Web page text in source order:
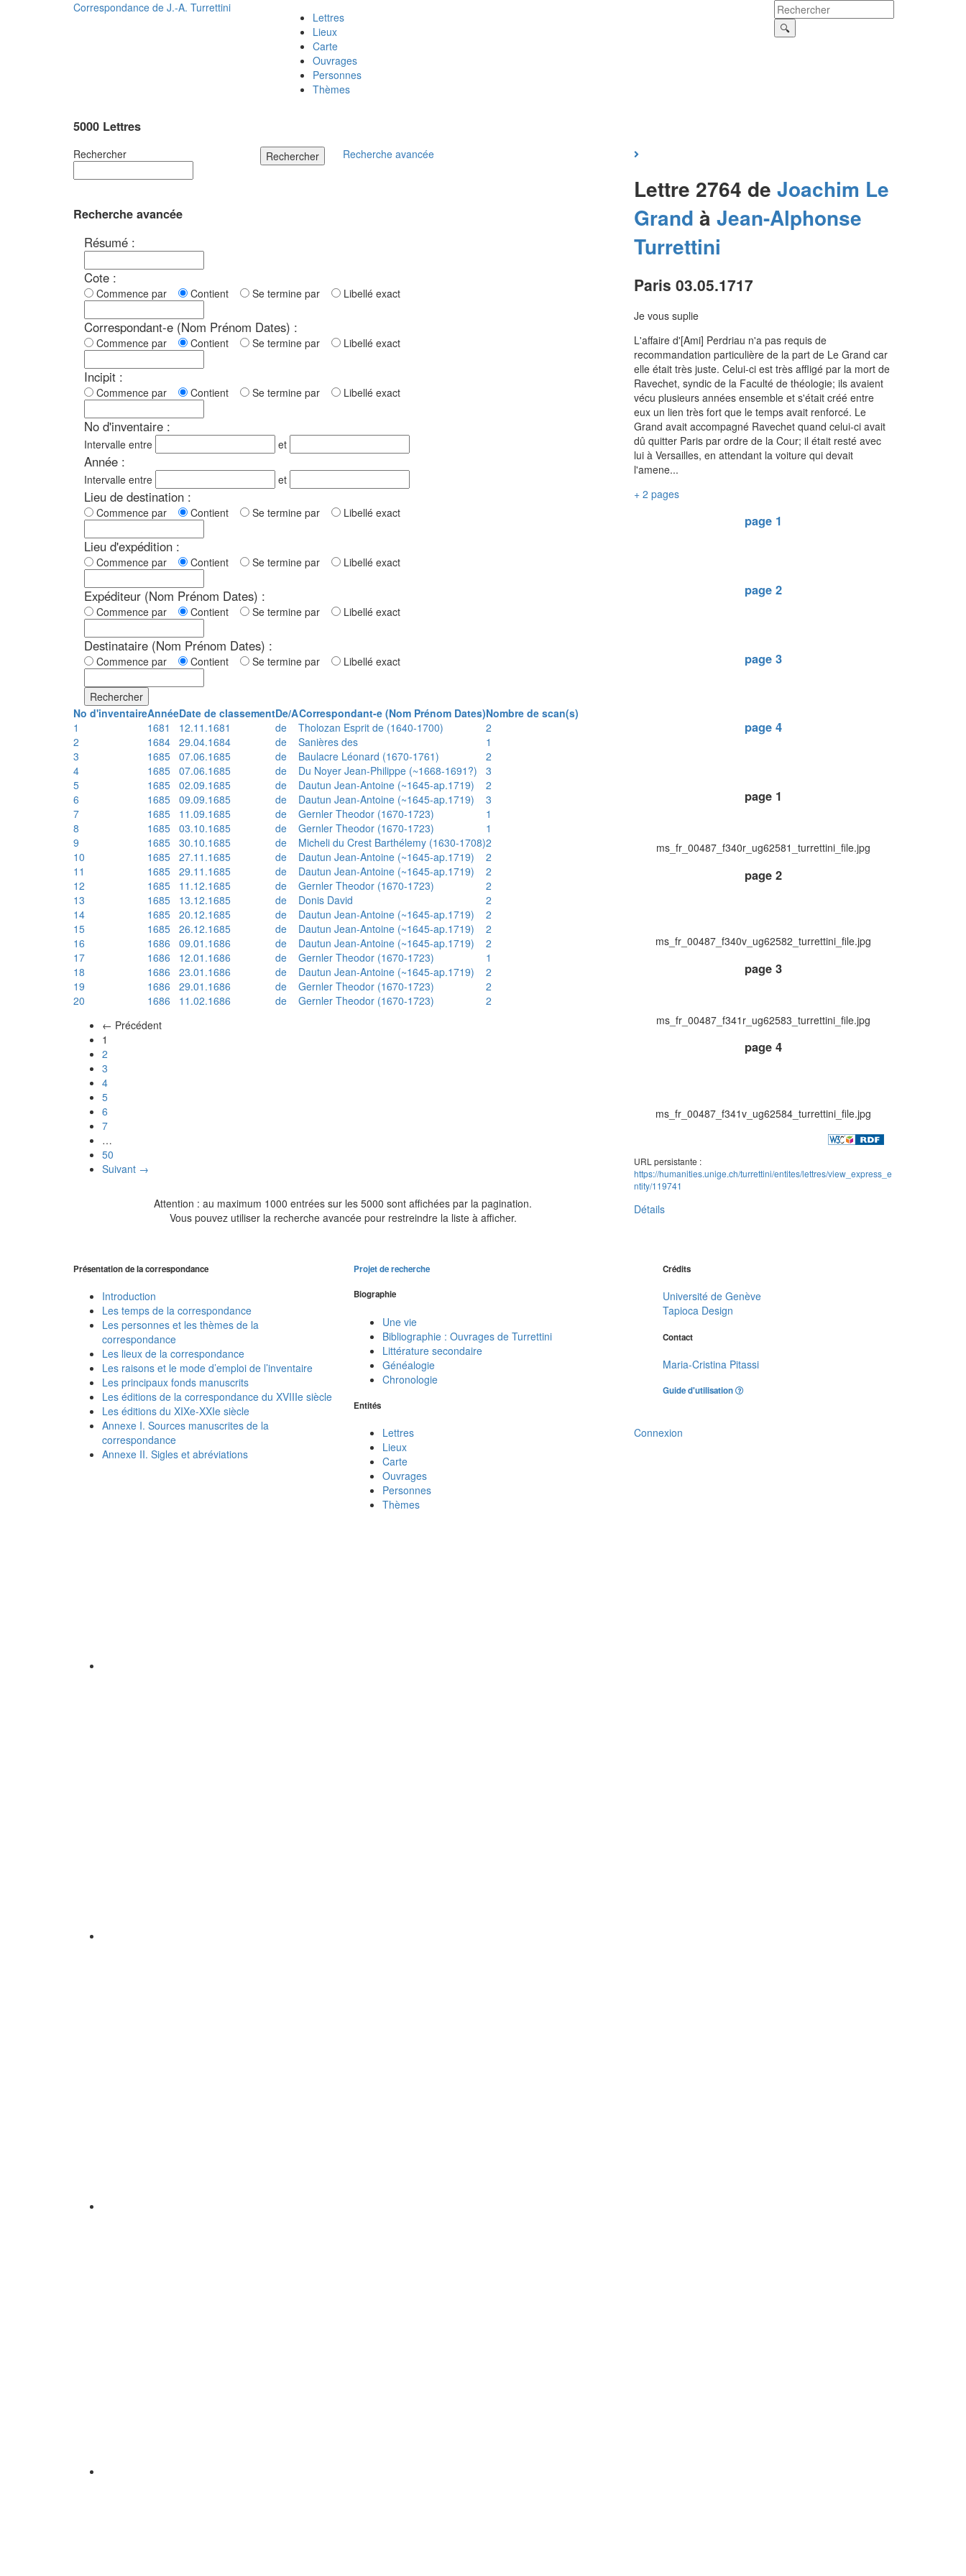
Correspondance de J.-A. Turrettini
Lettres
Lieux
Carte
Ouvrages
Personnes
Thèmes
5000 Lettres
Rechercher Rechercher Recherche avancée
Recherche avancée
Résumé :
Cote :
Commence par Contient Se termine par Libellé exact
Correspondant-e (Nom Prénom Dates) :
Commence par Contient Se termine par Libellé exact
Incipit :
Commence par Contient Se termine par Libellé exact
No d'inventaire :
Intervalle entre et
Année :
Intervalle entre et
Lieu de destination :
Commence par Contient Se termine par Libellé exact
Lieu d'expédition :
Commence par Contient Se termine par Libellé exact
Expéditeur (Nom Prénom Dates) :
Commence par Contient Se termine par Libellé exact
Destinataire (Nom Prénom Dates) :
Commence par Contient Se termine par Libellé exact
Rechercher
No d'inventaireAnnéeDate de classementDe/ACorrespondant-e (Nom Prénom Dates)Nombre de scan(s)
1
1681 12.11.1681 de Tholozan Esprit de (1640-1700)
2
2
1684 29.04.1684 de Sanières des
1
3
1685 07.06.1685 de Baulacre Léonard (1670-1761)
2
4
1685 07.06.1685 de Du Noyer Jean-Philippe (~1668-1691?)
3
5
1685 02.09.1685 de Dautun Jean-Antoine (~1645-ap.1719)
2
6
1685 09.09.1685 de Dautun Jean-Antoine (~1645-ap.1719)
3
7
1685 11.09.1685 de Gernler Theodor (1670-1723)
1
8
1685 03.10.1685 de Gernler Theodor (1670-1723)
1
9
1685 30.10.1685 de Micheli du Crest Barthélemy (1630-1708)2
10
1685 27.11.1685 de Dautun Jean-Antoine (~1645-ap.1719)
2
11
1685 29.11.1685 de Dautun Jean-Antoine (~1645-ap.1719)
2
12
1685 11.12.1685 de Gernler Theodor (1670-1723)
2
13
1685 13.12.1685 de Donis David
2
14
1685 20.12.1685 de Dautun Jean-Antoine (~1645-ap.1719)
2
15
1685 26.12.1685 de Dautun Jean-Antoine (~1645-ap.1719)
2
16
1686 09.01.1686 de Dautun Jean-Antoine (~1645-ap.1719)
2
17
1686 12.01.1686 de Gernler Theodor (1670-1723)
1
18
1686 23.01.1686 de Dautun Jean-Antoine (~1645-ap.1719)
2
19
1686 29.01.1686 de Gernler Theodor (1670-1723)
2
20
1686 11.02.1686 de Gernler Theodor (1670-1723)
2
← Précédent
1
2
3
4
5
6
7
…
50
Suivant →
Attention : au maximum 1000 entrées sur les 5000 sont affichées par la pagination.
Vous pouvez utiliser la recherche avancée pour restreindre la liste à afficher.
Lettre 2764 de Joachim Le
Grand à Jean-Alphonse
Turrettini
Paris 03.05.1717
Je vous suplie
L'affaire d'[Ami] Perdriau n'a pas requis de
recommandation particulière de la part de Le Grand car
elle était très juste. Celui-ci est très affligé par la mort de
Ravechet, syndic de la Faculté de théologie; ils avaient
vécu plusieurs années ensemble et s'était créé entre
eux un lien très fort que le temps avait renforcé. Le
Grand avait accompagné Ravechet quand celui-ci avait
dû quitter Paris par ordre de la Cour; il était resté avec
lui à Versailles, en attendant la voiture qui devait
l'amene...
+ 2 pages
page 1
page 2
page 3
page 4
page 1
ms_fr_00487_f340r_ug62581_turrettini_file.jpg
page 2
ms_fr_00487_f340v_ug62582_turrettini_file.jpg
page 3
ms_fr_00487_f341r_ug62583_turrettini_file.jpg
page 4
ms_fr_00487_f341v_ug62584_turrettini_file.jpg
URL persistante :
https://humanities.unige.ch/turrettini/entites/lettres/view_express_e
ntity/119741
Détails
Présentation de la correspondance
Introduction
Les temps de la correspondance
Les personnes et les thèmes de la
correspondance
Les lieux de la correspondance
Les raisons et le mode d’emploi de l’inventaire
Les principaux fonds manuscrits
Les éditions de la correspondance du XVIIIe siècle
Les éditions du XIXe-XXIe siècle
Annexe I. Sources manuscrites de la
correspondance
Annexe II. Sigles et abréviations
Projet de recherche
Biographie
Une vie
Bibliographie : Ouvrages de Turrettini
Littérature secondaire
Généalogie
Chronologie
Entités
Lettres
Lieux
Carte
Ouvrages
Personnes
Thèmes
Crédits
Université de Genève
Tapioca Design
Contact
Maria-Cristina Pitassi
Guide d'utilisation
Connexion